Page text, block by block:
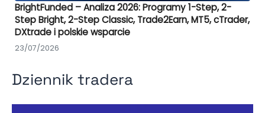
BrightFunded – Analiza 2026: Programy 1-Step, 2-
Step Bright, 2-Step Classic, Trade2Earn, MT5, cTrader,
DXtrade i polskie wsparcie
23/07/2026
Dziennik tradera